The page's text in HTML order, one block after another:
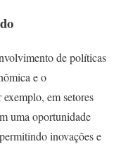
de políticas
e o
em setores
uma oportunidade
inovações e